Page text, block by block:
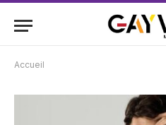
Accueil